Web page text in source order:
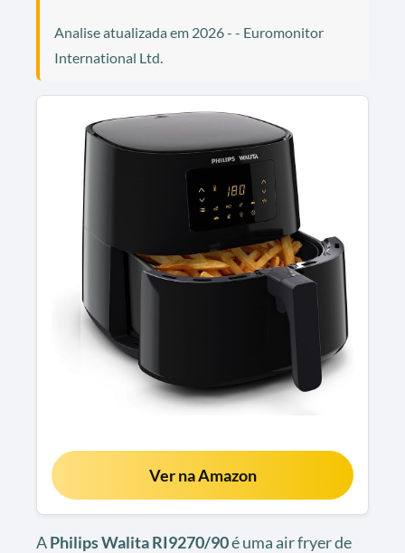
Analise atualizada em 2026 - - Euromonitor
International Ltd.
Ver na Amazon
APhilips Walita RI9270/90é uma air fryer de